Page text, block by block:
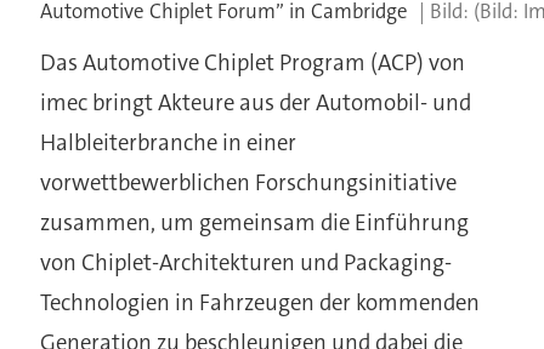
Automotive Chiplet Forum” in Cambridge
(Bild:
Das Automotive Chiplet Program (ACP) von
imec bringt Akteure aus der Automobil- und
Halbleiterbranche in einer
vorwettbewerblichen Forschungsinitiative
zusammen, um gemeinsam die Einführung
von Chiplet-Architekturen und Packaging-
Technologien in Fahrzeugen der kommenden
Generation zu beschleunigen und dabei die